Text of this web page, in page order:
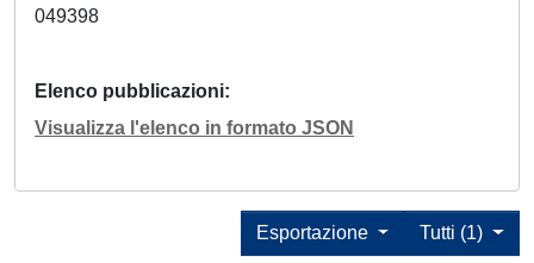
049398
Elenco pubblicazioni
Visualizza l'elenco in formato JSON
Tutti (1)
Esportazione